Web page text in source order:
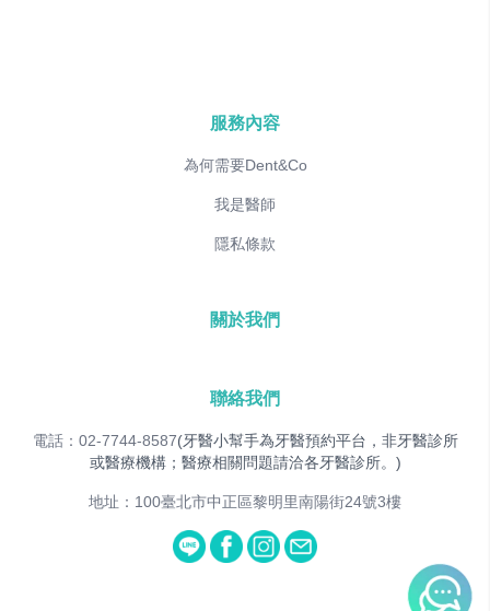
服務內容
為何需要Dent&Co
我是醫師
隱私條款
關於我們
聯絡我們
電話：02-7744-8587(牙醫小幫手為牙醫預約平台，非牙醫診所
或醫療機構；醫療相關問題請洽各牙醫診所。)
地址：100臺北市中正區黎明里南陽街24號3樓